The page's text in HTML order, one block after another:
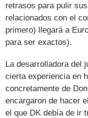
retrasos para pulir
relacionados con el
primero) llegará a
para ser exactos).
La desarrolladora del
cierta experiencia en
concretamente de
encargaron de hacer el
el que DK debía de ir